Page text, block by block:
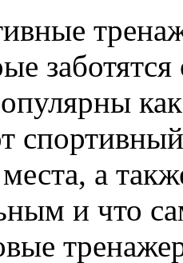
а
и что